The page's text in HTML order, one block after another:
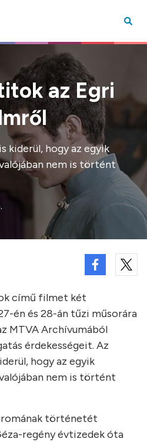
az Egri
kiderül, hogy az egyik
nem is történt
című filmet két
én és 28-án tűzi műsorára
MTVA Archívumából
érdekességeit. Az
hogy az egyik
nem is történt
történetét
regény évtizedek óta